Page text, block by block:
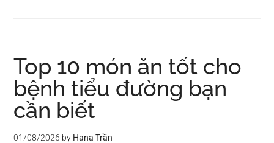
nhận
biết
bệnh
Top 10 món ăn tốt cho
bệnh tiểu đường bạn
cần biết
01/08/2026 by Hana Trần